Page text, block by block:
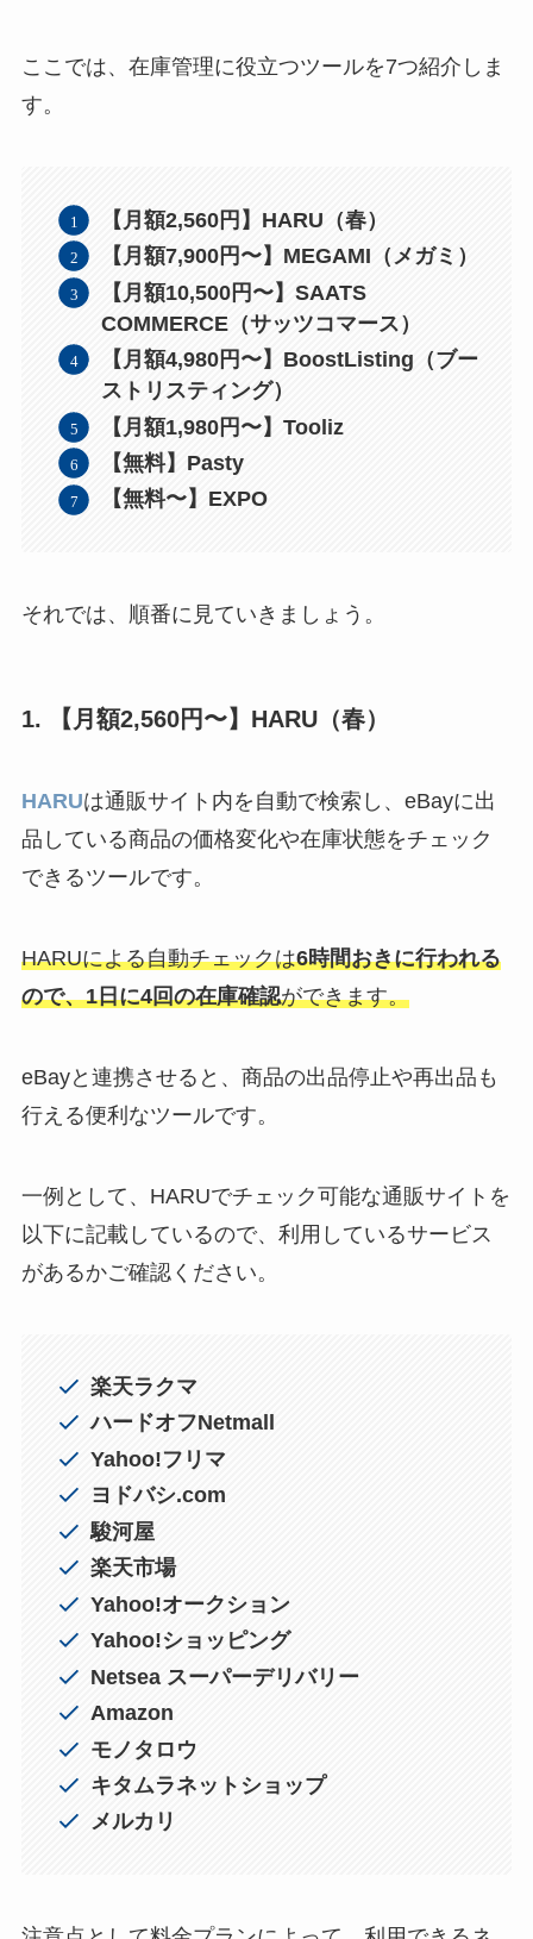
ここでは、在庫管理に役立つツールを7つ紹介しま
す。
【月額2,560円】HARU（春）
【月額7,900円〜】MEGAMI（メガミ）
【月額10,500円〜】SAATS
COMMERCE（サッツコマース）
【月額4,980円〜】BoostListing（ブー
ストリスティング）
【月額1,980円〜】Tooliz
【無料】Pasty
【無料〜】EXPO
それでは、順番に見ていきましょう。
1. 【月額2,560円〜】HARU（春）
HARUは通販サイト内を自動で検索し、eBayに出
品している商品の価格変化や在庫状態をチェック
できるツールです。
HARUによる自動チェックは6時間おきに行われる
ので、1日に4回の在庫確認ができます。
eBayと連携させると、商品の出品停止や再出品も
行える便利なツールです。
一例として、HARUでチェック可能な通販サイトを
以下に記載しているので、利用しているサービス
があるかご確認ください。
楽天ラクマ
ハードオフNetmall
Yahoo!フリマ
ヨドバシ.com
駿河屋
楽天市場
Yahoo!オークション
Yahoo!ショッピング
Netsea スーパーデリバリー
Amazon
モノタロウ
キタムラネットショップ
メルカリ